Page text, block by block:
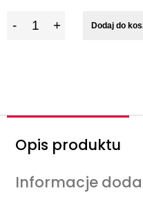
Dodaj do
Opis produktu
Informacje